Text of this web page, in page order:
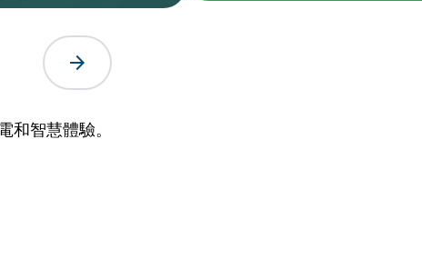
arrow_forward
和智慧體驗。